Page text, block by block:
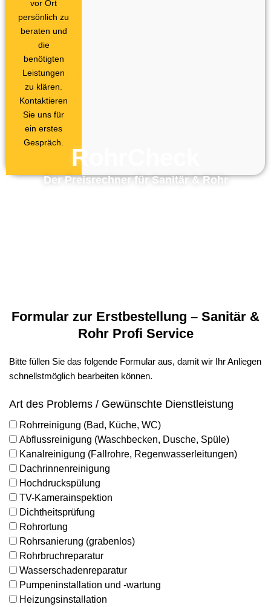
vor Ort
persönlich zu
beraten und
die
benötigten
Leistungen
zu klären.
Kontaktieren
Sie uns für
ein erstes
Gespräch.
RohrCheck
Der Preisrechner für Sanitär & Rohr
Formular zur Erstbestellung – Sanitär &
Rohr Profi Service
Bitte füllen Sie das folgende Formular aus, damit wir Ihr Anliegen
schnellstmöglich bearbeiten können.
Art des Problems / Gewünschte Dienstleistung
Rohrreinigung (Bad, Küche, WC)
Abflussreinigung (Waschbecken, Dusche, Spüle)
Kanalreinigung (Fallrohre, Regenwasserleitungen)
Dachrinnenreinigung
Hochdruckspülung
TV-Kamerainspektion
Dichtheitsprüfung
Rohrortung
Rohrsanierung (grabenlos)
Rohrbruchreparatur
Wasserschadenreparatur
Pumpeninstallation und -wartung
Heizungsinstallation